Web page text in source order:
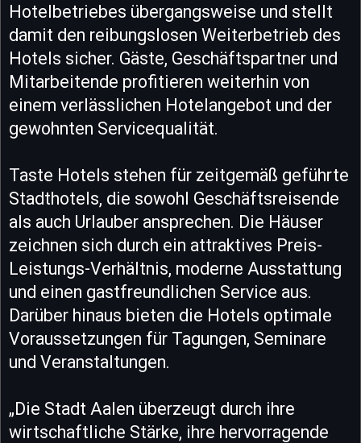
Hotelbetriebes übergangsweise und stellt
damit den reibungslosen Weiterbetrieb des
Hotels sicher. Gäste, Geschäftspartner und
Mitarbeitende profitieren weiterhin von
einem verlässlichen Hotelangebot und der
gewohnten Servicequalität.
Taste Hotels stehen für zeitgemäß geführte
Stadthotels, die sowohl Geschäftsreisende
als auch Urlauber ansprechen. Die Häuser
zeichnen sich durch ein attraktives Preis-
Leistungs-Verhältnis, moderne Ausstattung
und einen gastfreundlichen Service aus.
Darüber hinaus bieten die Hotels optimale
Voraussetzungen für Tagungen, Seminare
und Veranstaltungen.
„Die Stadt Aalen überzeugt durch ihre
wirtschaftliche Stärke, ihre hervorragende